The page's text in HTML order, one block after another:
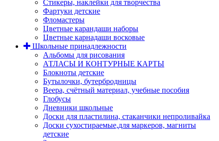
Стикеры, наклейки для творчества
Фартуки детские
Фломастеры
Цветные карандаши наборы
Цветные карнадаши восковые
Школьные принадлежности
Альбомы для рисования
АТЛАСЫ И КОНТУРНЫЕ КАРТЫ
Блокноты детские
Бутылочки, бутербродницы
Веера, счётный материал, учебные пособия
Глобусы
Дневники школьные
Доски для пластилина, стаканчики непроливайка
Доски сухостираемые,для маркеров, магниты
детские